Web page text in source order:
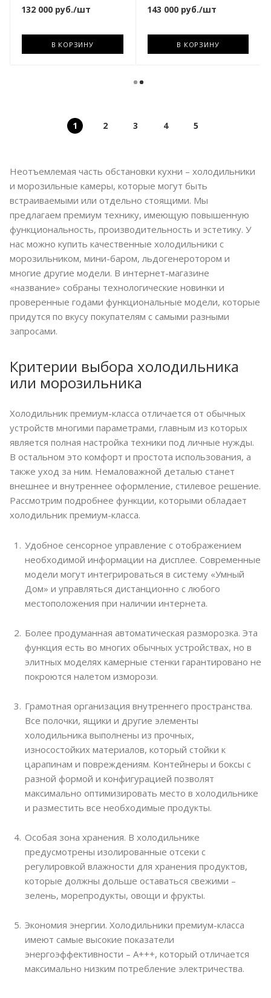
132 000 руб./шт
В КОРЗИНУ
143 000руб./шт
В КОРЗИНУ
1 2 3 4 5
Неотъемлемая часть обстановки кухни – холодильники
и морозильные камеры, которые могут быть
встраиваемыми или отдельно стоящими. Мы
предлагаем премиум технику, имеющую повышенную
функциональность, производительность и эстетику. У
нас можно купить качественные холодильники с
морозильником, мини-баром, льдогенеротором и
многие другие модели. В интернет-магазине
«название» собраны технологические новинки и
проверенные годами функциональные модели, которые
придутся по вкусу покупателям с самыми разными
запросами.
Критерии выбора холодильника
или морозильника
Холодильник премиум-класса отличается от обычных
устройств многими параметрами, главным из которых
является полная настройка техники под личные нужды.
В остальном это комфорт и простота использования, а
также уход за ним. Немаловажной деталью станет
внешнее и внутреннее оформление, стилевое решение.
Рассмотрим подробнее функции, которыми обладает
холодильник премиум-класса.
Удобное сенсорное управление с отображением
необходимой информации на дисплее. Современные
модели могут интегрироваться в систему «Умный
Дом» и управляться дистанционно с любого
местоположения при наличии интернета.
Более продуманная автоматическая разморозка. Эта
функция есть во многих обычных устройствах, но в
элитных моделях камерные стенки гарантировано не
покроются налетом изморози.
Грамотная организация внутреннего пространства.
Все полочки, ящики и другие элементы
холодильника выполнены из прочных,
износостойких материалов, который стойки к
царапинам и повреждениям. Контейнеры и боксы с
разной формой и конфигурацией позволят
максимально оптимизировать место в холодильнике
и разместить все необходимые продукты.
Особая зона хранения. В холодильнике
предусмотрены изолированные отсеки с
регулировкой влажности для хранения продуктов,
которые должны дольше оставаться свежими –
зелень, морепродукты, овощи и фрукты.
Экономия энергии. Холодильники премиум-класса
имеют самые высокие показатели
энергоэффективности – А+++, который отличается
максимально низким потребление электричества.